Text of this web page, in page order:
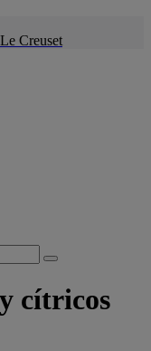
Creuset
cítricos